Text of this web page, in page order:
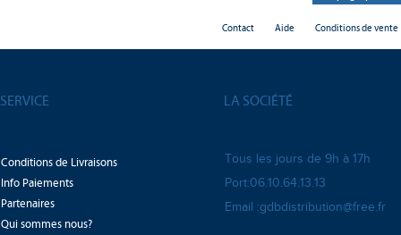
Contact Aide Conditions de vente
SERVICE LA SOCIÉTÉ
Conditions de Livraisons
Info Paiements
Partenaires
Qui sommes nous?
Tous les jours de 9h à 17h
Port:06.10.64.13.13
Email :gdbdistribution@free.fr